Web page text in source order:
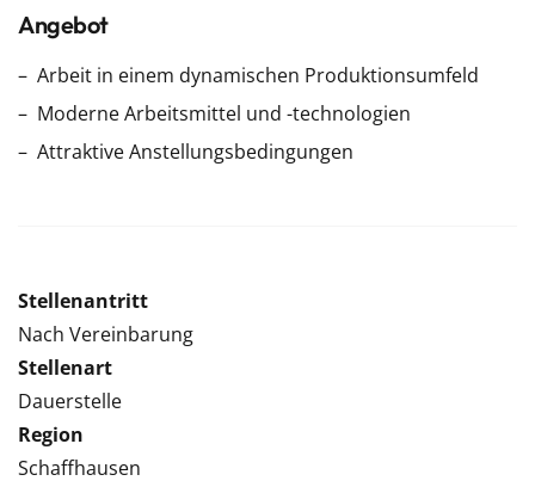
Angebot
Arbeit in einem dynamischen Produktionsumfeld
Moderne Arbeitsmittel und -technologien
Attraktive Anstellungsbedingungen
Stellenantritt
Nach Vereinbarung
Stellenart
Dauerstelle
Region
Schaffhausen